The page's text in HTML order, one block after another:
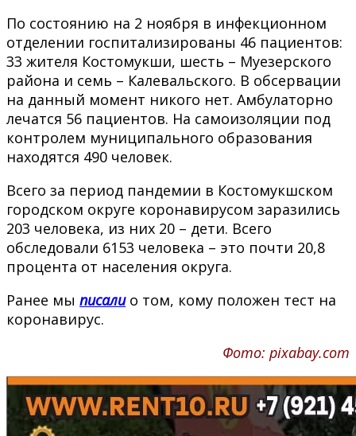
По состоянию на 2 ноября в инфекционном
отделении госпитализированы 46 пациентов:
33 жителя Костомукши, шесть – Муезерского
района и семь – Калевальского. В обсервации
на данный момент никого нет. Амбулаторно
лечатся 56 пациентов. На самоизоляции под
контролем муниципального образования
находятся 490 человек.
Всего за период пандемии в Костомукшском
городском округе коронавирусом заразились
203 человека, из них 20 – дети. Всего
обследовали 6153 человека – это почти 20,8
процента от населения округа.
Ранее мы писалио том, кому положен тест на
коронавирус.
Фото: pixabay.com